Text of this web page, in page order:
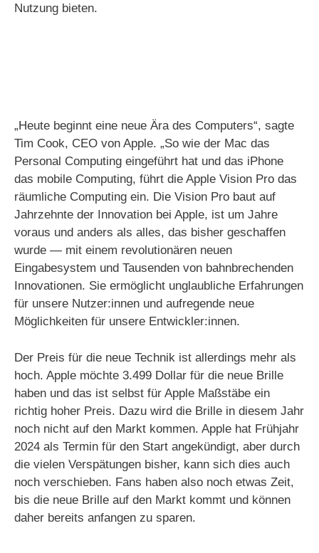
Nutzung bieten.
„Heute beginnt eine neue Ära des Computers“, sagte
Tim Cook, CEO von Apple. „So wie der Mac das
Personal Computing eingeführt hat und das iPhone
das mobile Computing, führt die Apple Vision Pro das
räumliche Computing ein. Die Vision Pro baut auf
Jahrzehnte der Innovation bei Apple, ist um Jahre
voraus und anders als alles, das bisher geschaffen
wurde — mit einem revolutionären neuen
Eingabesystem und Tausenden von bahnbrechenden
Innovationen. Sie ermöglicht unglaubliche Erfahrungen
für unsere Nutzer:innen und aufregende neue
Möglichkeiten für unsere Entwickler:innen.
Der Preis für die neue Technik ist allerdings mehr als
hoch. Apple möchte 3.499 Dollar für die neue Brille
haben und das ist selbst für Apple Maßstäbe ein
richtig hoher Preis. Dazu wird die Brille in diesem Jahr
noch nicht auf den Markt kommen. Apple hat Frühjahr
2024 als Termin für den Start angekündigt, aber durch
die vielen Verspätungen bisher, kann sich dies auch
noch verschieben. Fans haben also noch etwas Zeit,
bis die neue Brille auf den Markt kommt und können
daher bereits anfangen zu sparen.